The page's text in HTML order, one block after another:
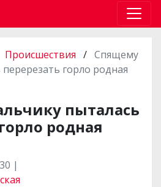
Происшествия / Спящему
горло родная
пыталась
родная
|